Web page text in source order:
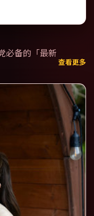
必备的「最新
查看更多